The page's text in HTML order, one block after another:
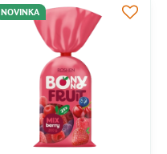
NOVINKA